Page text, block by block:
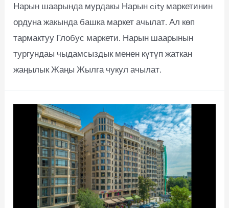
Нарын шаарында мурдакы Нарын city маркетинин
ордуна жакында башка маркет ачылат. Ал көп
тармактуу Глобус маркети. Нарын шаарынын
тургундаы чыдамсыздык менен күтүп жаткан
жаңылык Жаңы Жылга чукул ачылат.